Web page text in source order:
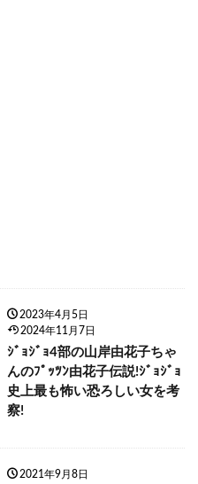
2023年4月5日
2024年11月7日
ｼﾞｮｼﾞｮ4部の山岸由花子ちゃ
んのﾌﾟｯﾂﾝ由花子伝説!ｼﾞｮｼﾞｮ
史上最も怖い恐ろしい女を考
察!
2021年9月8日